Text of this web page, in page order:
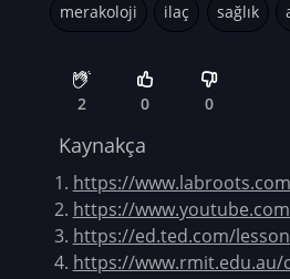
merakoloji ilaç sağlık
2 0 0
Kaynakça
https://
https://
https://ed.ted.com/
https://